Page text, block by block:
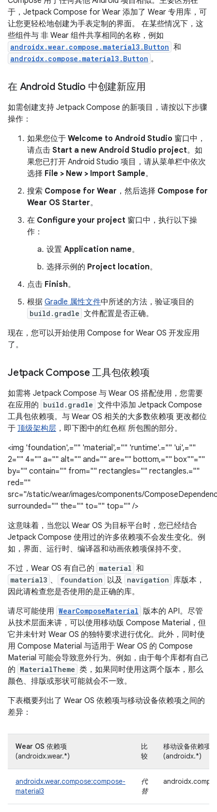
于，Jetpack Compose for Wear 添加了 Wear 专用库，可
让您更轻松地创建为手表定制的界面。 在某些情况下，这
些组件与 非 Wear 组件共享相同的名称，例如
androidx.wear.compose.material3.Button 和
androidx.compose.material3.Button 。
在 Android Studio 中创建新应用
如需创建支持 Jetpack Compose 的新项目，请按以下步骤
操作：
如果您位于 Welcome to Android Studio 窗口中，
请点击 Start a new Android Studio project。如
果您已打开 Android Studio 项目，请从菜单栏中依次
选择 File > New > Import Sample。
搜索 Compose for Wear ，然后选择 Compose for
Wear OS Starter。
在 Configure your project 窗口中，执行以下操
作：
设置 Application name。
选择示例的 Project location。
点击 Finish。
根据 Gradle 属性文件中所述的方法，验证项目的
build.gradle 文件配置是否正确。
现在，您可以开始使用 Compose for Wear OS 开发应用
了。
Jetpack Compose 工具包依赖项
如需将 Jetpack Compose 与 Wear OS 搭配使用，您需要
在应用的 build.gradle 文件中添加 Jetpack Compose
工具包依赖项。与 Wear OS 相关的大多数依赖项 更改都位
于 顶级架构层 ，即下图中的红色框 所包围的部分。
<img 'foundation',="" 'material',="" 'runtime'.="" 'ui',=""
2="" 4="" a="" alt="" and="" are="" bottom,="" box""=""
by="" contain="" from="" rectangles="" rectangles.=""
red=""
src="/static/wear/images/components/
surrounded="" the="" to="" top="" />
这意味着，当您以 Wear OS 为目标平台时，您已经结合
Jetpack Compose 使用过的许多依赖项不会发生变化。例
如，界面、运行时、编译器和动画依赖项保持不变。
不过，Wear OS 有自己的 material 和
material3 、 foundation 以及 navigation
库版本，
因此请检查您是否使用的是正确的库。
请尽可能使用 WearComposeMaterial 版本的 API。尽管
从技术层面来讲，可以使用移动版 Compose Material，但
它并未针对 Wear OS 的独特要求进行优化。此外，同时使
用 Compose Material 与适用于 Wear OS 的 Compose
Material 可能会导致意外行为。例如，由于每个库都有自己
的 MaterialTheme 类，如果同时使用这两个版本，那么
颜色、排版或形状可能就会不一致。
下表概要列出了 Wear OS 依赖项与移动设备依赖项之间的
差异：
Wear OS 依赖项
(androidx.wear.*)
比
较
移动设备依赖项
(androidx.*)
androidx.wear.compose:compose-
material3
代
替